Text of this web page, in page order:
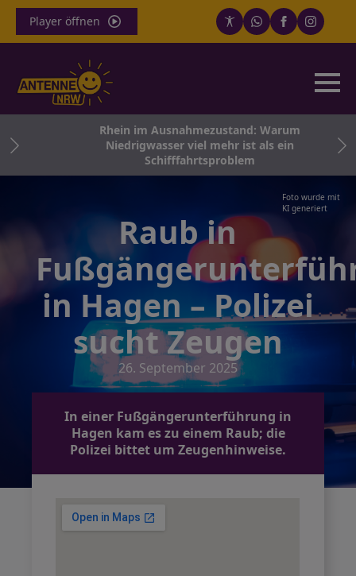
Player öffnen
Rhein im Ausnahmezustand: Warum
Niedrigwasser viel mehr ist als ein
Schifffahrtsproblem
Foto wurde mit
KI generiert
Raub in
in Hagen – Polizei
sucht Zeugen
26. September 2025
In einer Fußgängerunterführung in
Hagen kam es zu einem Raub; die
Polizei bittet um Zeugenhinweise.